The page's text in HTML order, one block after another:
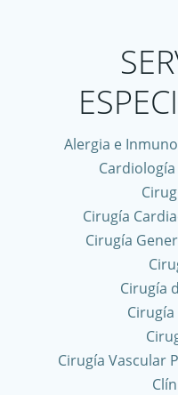
Alergia e
Cirugía
Cirugía
Cirugía
Cirugía Vascular